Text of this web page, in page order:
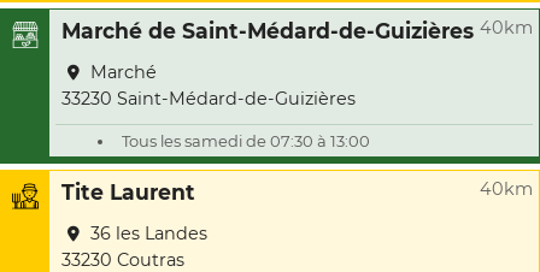
Marché de Saint-Médard-de-Guizières 40km
Marché
33230 Saint-Médard-de-Guizières
Tous les samedi de 07:30 à 13:00
Tite Laurent 40km
36 les Landes
33230 Coutras